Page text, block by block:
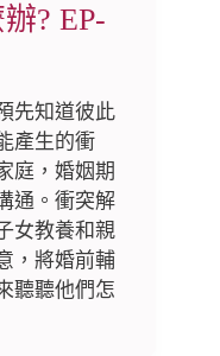
? EP-
先知道彼此
產生的衝
庭，婚姻期
通。衝突解
女教養和親
，將婚前輔
聽聽他們怎